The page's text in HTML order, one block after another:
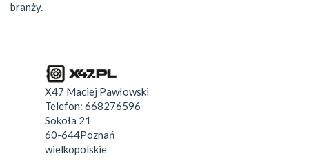
branży.
X47 Maciej Pawłowski
Telefon: 668276596
Sokoła 21
60-644Poznań
wielkopolskie